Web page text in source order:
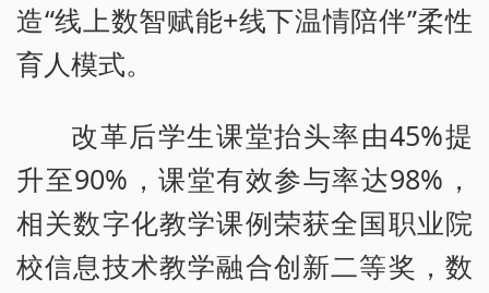
造“线上数智赋能+线下温情陪伴”柔性
育人模式。
改革后学生课堂抬头率由45%提
升至90%，课堂有效参与率达98%，
相关数字化教学课例荣获全国职业院
校信息技术教学融合创新二等奖，数